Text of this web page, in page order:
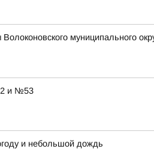
муниципального
и №53
и небольшой дождь